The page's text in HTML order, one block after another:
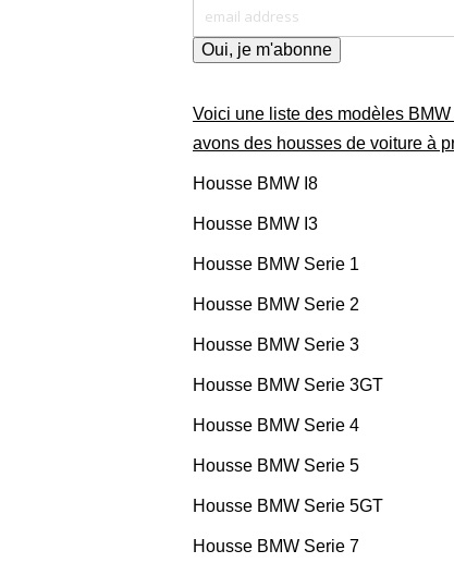
Voici une liste des modèles
avons des housses de voiture à
Housse BMW I8
Housse BMW I3
Housse BMW Serie 1
Housse BMW Serie 2
Housse BMW Serie 3
Housse BMW Serie 3GT
Housse BMW Serie 4
Housse BMW Serie 5
Housse BMW Serie 5GT
Housse BMW Serie 7